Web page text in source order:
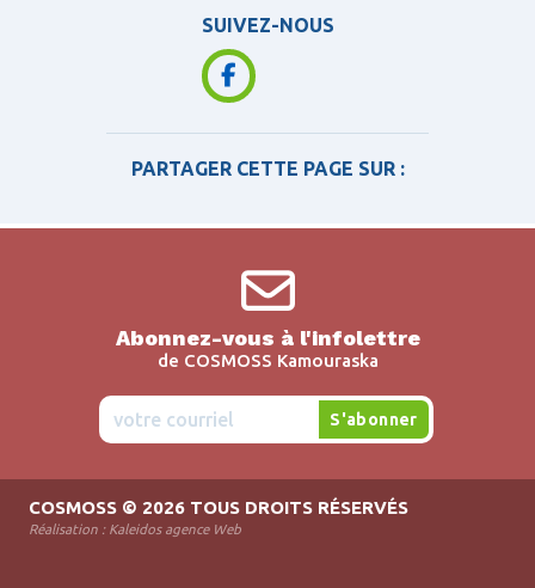
SUIVEZ-NOUS
PARTAGER CETTE PAGE SUR :
Abonnez-vous à l'infolettre
de COSMOSS Kamouraska
COSMOSS© 2026 TOUS DROITS RÉSERVÉS
Réalisation : Kaleidos agence Web